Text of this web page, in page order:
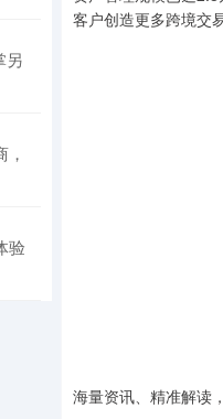
客户创造更多跨境交
海量资讯、精准解读
另
验